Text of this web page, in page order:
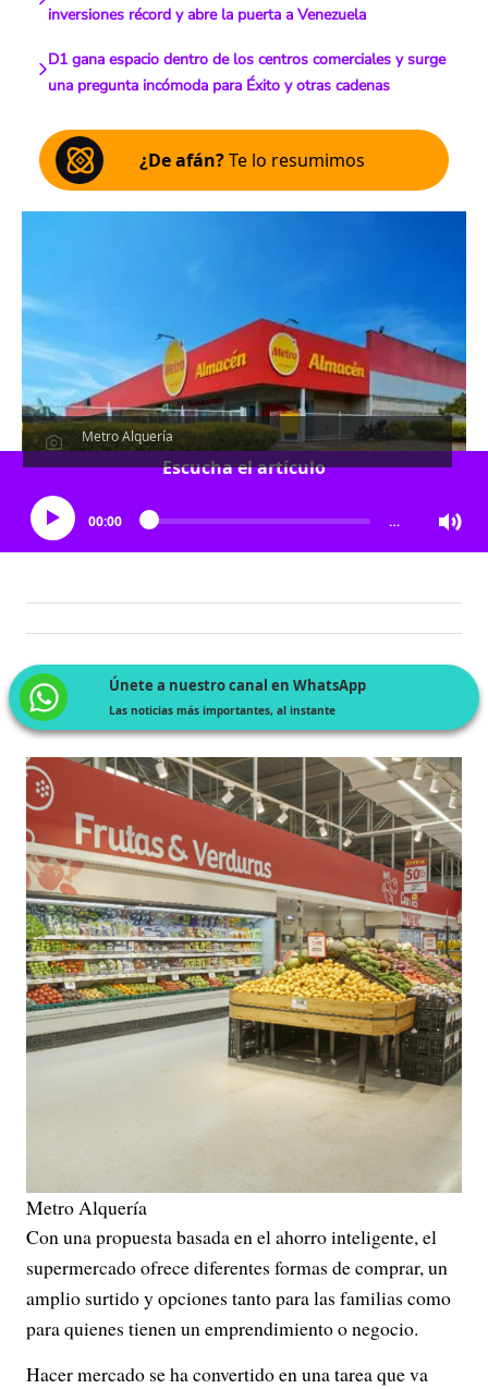
inversiones récord y abre la puerta a Venezuela
D1 gana espacio dentro de los centros comerciales y surge
una pregunta incómoda para Éxito y otras cadenas
¿De afán?Te lo resumimos
Metro Alquería
Escucha el artículo
00:00 …
Únete a nuestro canal en WhatsApp
Las noticias más importantes, al instante
Metro Alquería
Con una propuesta basada en el ahorro inteligente, el
supermercado ofrece diferentes formas de comprar, un
amplio surtido y opciones tanto para las familias como
para quienes tienen un emprendimiento o negocio.
Hacer mercado se ha convertido en una tarea que va